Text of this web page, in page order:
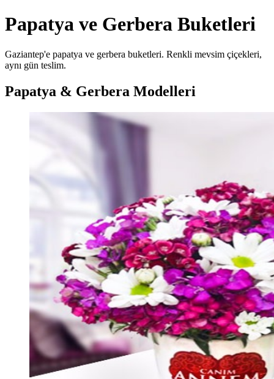
Papatya ve Gerbera Buketleri
Gaziantep'e papatya ve gerbera buketleri. Renkli mevsim çiçekleri,
aynı gün teslim.
Papatya & Gerbera Modelleri